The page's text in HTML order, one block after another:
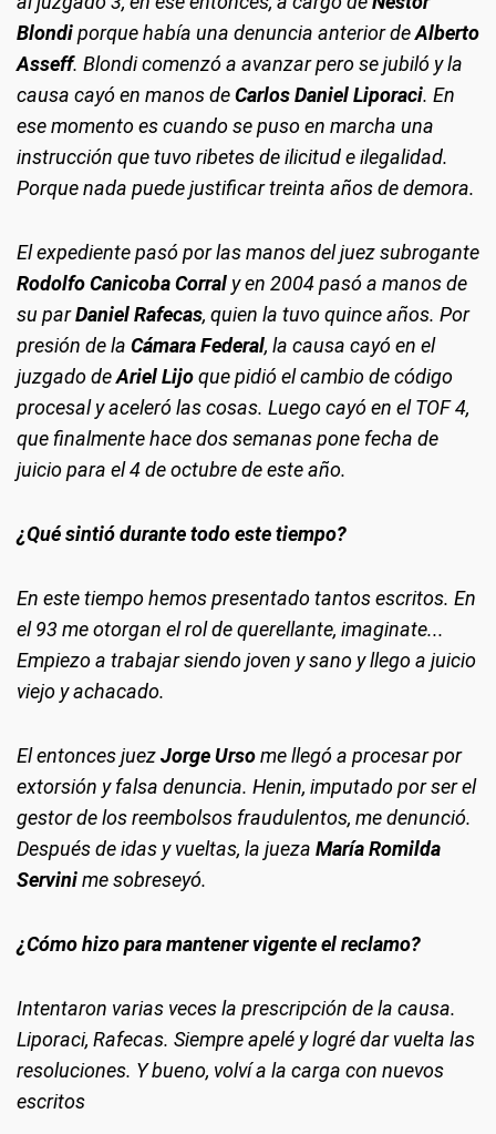
Blondiporque había una denuncia anterior deAlberto
Asseff. Blondi comenzó a avanzar pero se jubiló y la
causa cayó en manos deCarlos Daniel Liporaci. En
ese momento es cuando se puso en marcha una
instrucción que tuvo ribetes de ilicitud e ilegalidad.
Porque nada puede justificar treinta años de demora.
El expediente pasó por las manos del juez subrogante
Rodolfo Canicoba Corral y en 2004 pasó a manos de
su parDaniel Rafecas, quien la tuvo quince años. Por
presión de la Cámara Federal, la causa cayó en el
juzgado deAriel Lijoque pidió el cambio de código
procesal y aceleró las cosas. Luego cayó en el TOF 4,
que finalmente hace dos semanas pone fecha de
juicio para el 4 de octubre de este año.
¿Qué sintió durante todo este tiempo?
En este tiempo hemos presentado tantos escritos. En
el 93 me otorgan el rol de querellante, imaginate...
Empiezo a trabajar siendo joven y sano y llego a juicio
viejo y achacado.
El entonces juezJorge Ursome llegó a procesar por
extorsión y falsa denuncia. Henin, imputado por ser el
gestor de los reembolsos fraudulentos, me denunció.
Después de idas y vueltas, la jueza María Romilda
Servinime sobreseyó.
¿Cómo hizo para mantener vigente el reclamo?
Intentaron varias veces la prescripción de la causa.
Liporaci, Rafecas. Siempre apelé y logré dar vuelta las
resoluciones. Y bueno, volví a la carga con nuevos
escritos